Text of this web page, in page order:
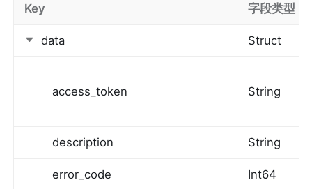
Key 字段类型
data Struct
access_token String
description String
error_code Int64